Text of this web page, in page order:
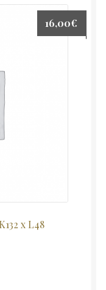
x L48
16,00€